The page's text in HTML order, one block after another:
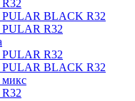
PULAR BLACK R32
PULAR R32
PULAR R32
PULAR BLACK R32
микс